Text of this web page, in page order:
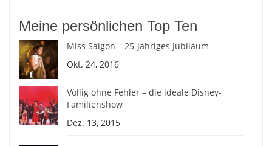
Meine persönlichen Top Ten
Miss Saigon – 25-jähriges Jubiläum
Okt. 24, 2016
Völlig ohne Fehler – die ideale Disney-
Familienshow
Dez. 13, 2015